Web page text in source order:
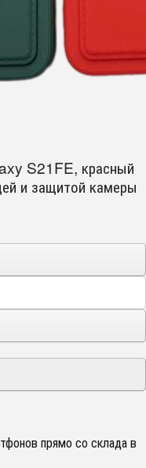
S21FE, красный
и защитой камеры
прямо со склада в